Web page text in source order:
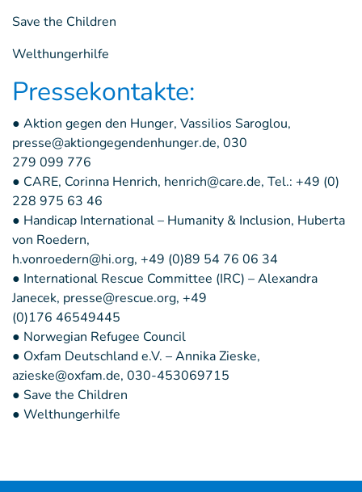
Save the Children
Welthungerhilfe
Pressekontakte:
● Aktion gegen den Hunger, Vassilios Saroglou,
presse@aktiongegendenhunger.de, 030
279 099 776
● CARE, Corinna Henrich, henrich@care.de, Tel.: +49 (0)
228 975 63 46
● Handicap International – Humanity & Inclusion, Huberta
von Roedern,
h.vonroedern@hi.org, +49 (0)89 54 76 06 34
● International Rescue Committee (IRC) – Alexandra
Janecek, presse@rescue.org, +49
(0)176 46549445
● Norwegian Refugee Council
● Oxfam Deutschland e.V. – Annika Zieske,
azieske@oxfam.de, 030-453069715
● Save the Children
● Welthungerhilfe